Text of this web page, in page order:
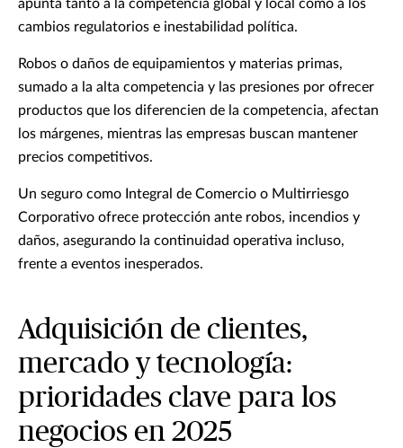
apunta tanto a la competencia global y local como a los
cambios regulatorios e inestabilidad política.
Robos o daños de equipamientos y materias primas,
sumado a la alta competencia y las presiones por ofrecer
productos que los diferencien de la competencia, afectan
los márgenes, mientras las empresas buscan mantener
precios competitivos.
Un seguro como Integral de Comercio o Multirriesgo
Corporativo ofrece protección ante robos, incendios y
daños, asegurando la continuidad operativa incluso,
frente a eventos inesperados.
Adquisición de clientes,
mercado y tecnología:
prioridades clave para los
negocios en 2025